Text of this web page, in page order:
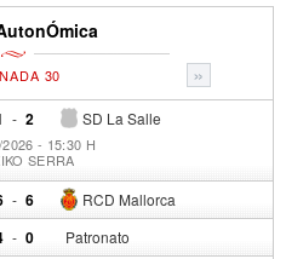
»
30
- SD La Salle
2
- 15:30 H
SERRA
- RCD Mallorca
6
- Patronato
0